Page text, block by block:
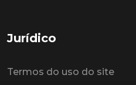
Jurídico
Termos do uso do site